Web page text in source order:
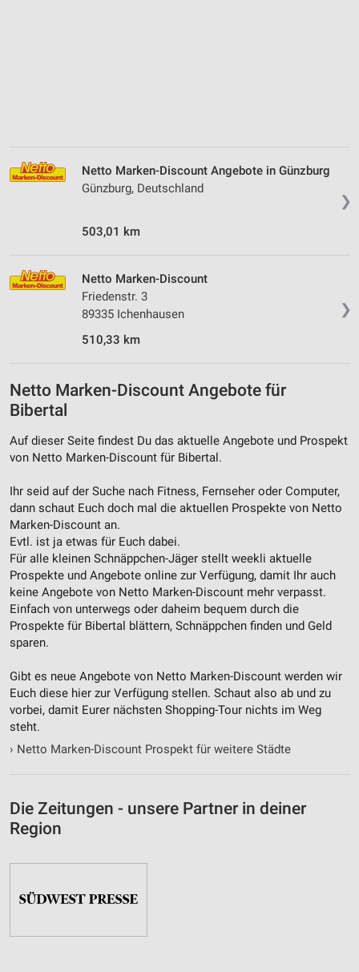
❯
Netto Marken-Discount Angebote in Günzburg
Günzburg, Deutschland
503,01 km
❯
Netto Marken-Discount
Friedenstr. 3
89335 Ichenhausen
510,33 km
Netto Marken-Discount Angebote für
Bibertal
Auf dieser Seite findest Du das aktuelle Angebote und Prospekt
von Netto Marken-Discount für Bibertal.
Ihr seid auf der Suche nach Fitness, Fernseher oder Computer,
dann schaut Euch doch mal die aktuellen Prospekte von Netto
Marken-Discount an.
Evtl. ist ja etwas für Euch dabei.
Für alle kleinen Schnäppchen-Jäger stellt weekli aktuelle
Prospekte und Angebote online zur Verfügung, damit Ihr auch
keine Angebote von Netto Marken-Discount mehr verpasst.
Einfach von unterwegs oder daheim bequem durch die
Prospekte für Bibertal blättern, Schnäppchen finden und Geld
sparen.
Gibt es neue Angebote von Netto Marken-Discount werden wir
Euch diese hier zur Verfügung stellen. Schaut also ab und zu
vorbei, damit Eurer nächsten Shopping-Tour nichts im Weg
steht.
› Netto Marken-Discount Prospekt für weitere Städte
Die Zeitungen - unsere Partner in deiner
Region